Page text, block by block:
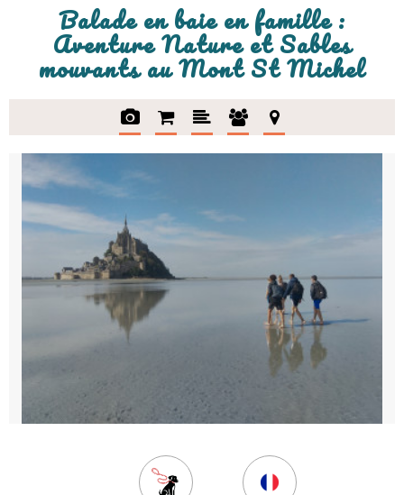
Balade en baie en famille :
Aventure Nature et Sables
mouvants au Mont St Michel